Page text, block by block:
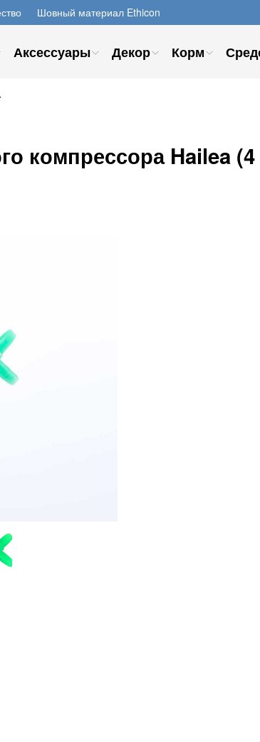
Шовный материал Ethicon
Аксессуары Декор Корм
компрессора Hailea